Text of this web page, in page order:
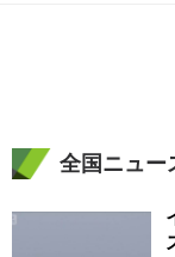
全国ニュー